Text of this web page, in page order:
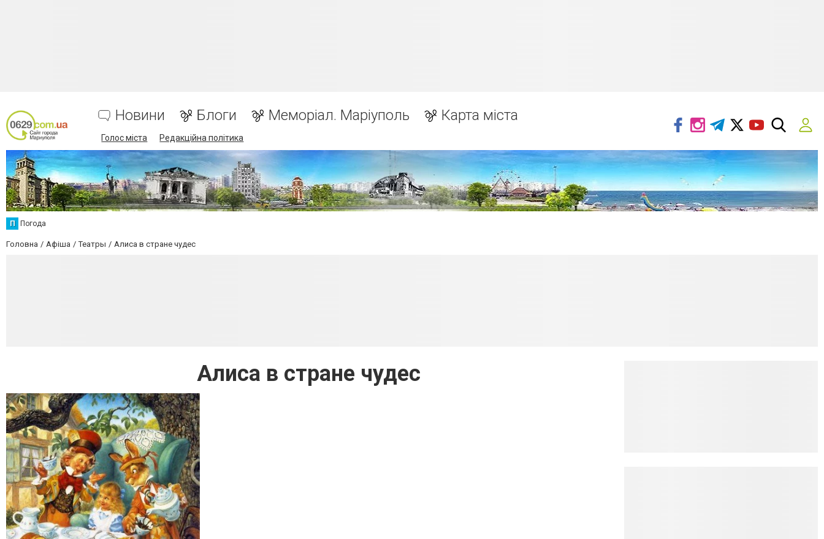
Новини Блоги Меморіал. Маріуполь Карта міста
Голос міста Редакційна політика
П Погода
Головна Афіша Театры Алиса в стране чудес
Алиса в стране чудес